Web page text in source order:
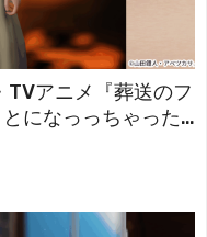
アニメ『葬送のフ
になっっちゃった